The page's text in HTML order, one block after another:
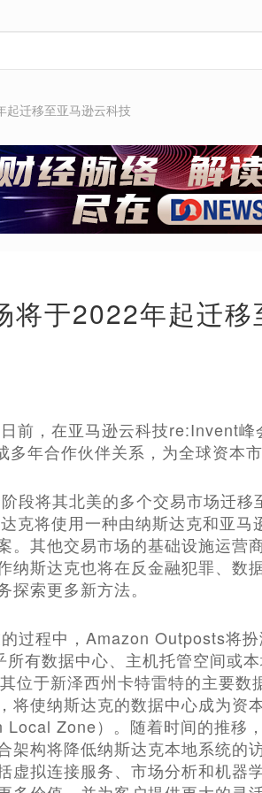
起迁移至亚马逊云科技
将于2022年起迁移
前，在亚马逊云科技re:Invent峰
年合作伙伴关系，为全球资本
段将其北美的多个交易市场迁
克将使用一种由纳斯达克和亚
。其他交易市场的基础设施运营
纳斯达克也将在反金融犯罪、数
索更多新方法。
过程中，Amazon Outposts将
有数据中心、主机托管空间或
位于新泽西州卡特雷特的主要数
将使纳斯达克的数据中心成为资
Zone）。随着时间的推移
架构将降低纳斯达克本地系统的
虚拟连接服务、市场分析和机器